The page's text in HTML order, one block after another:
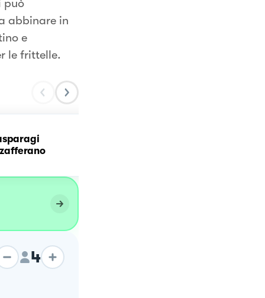
può
abbinare in
e
le frittelle.
4